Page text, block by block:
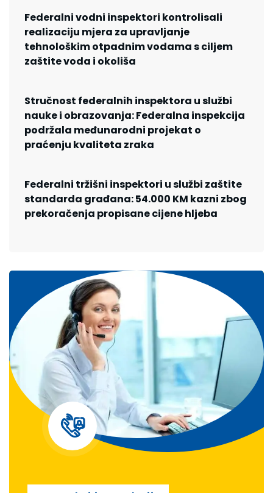
Federalni vodni inspektori kontrolisali
realizaciju mjera za upravljanje
tehnološkim otpadnim vodama s ciljem
zaštite voda i okoliša
Stručnost federalnih inspektora u službi
nauke i obrazovanja: Federalna inspekcija
podržala međunarodni projekat o
praćenju kvaliteta zraka
Federalni tržišni inspektori u službi zaštite
standarda građana: 54.000 KM kazni zbog
prekoračenja propisane cijene hljeba